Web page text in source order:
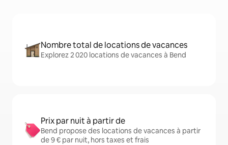
Nombre total de locations de vacances
Explorez 2 020 locations de vacances à Bend
Prix par nuit à partir de
Bend propose des locations de vacances à partir
de 9 € par nuit, hors taxes et frais